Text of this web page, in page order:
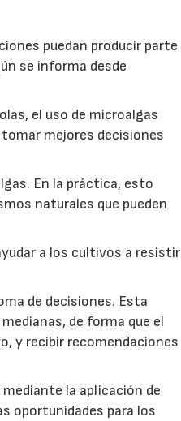
puedan producir parte
se informa desde
el uso de microalgas
mejores decisiones
En la práctica, esto
naturales que pueden
a los cultivos a resistir
de decisiones. Esta
de forma que el
y recibir recomendaciones
la aplicación de
oportunidades para los